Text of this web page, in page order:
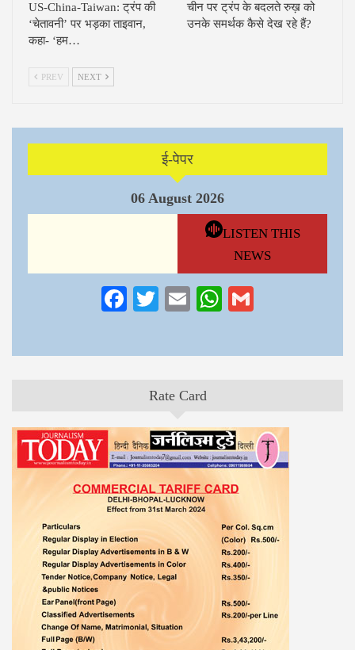
US-China-Taiwan: ट्रंप की
‘चेतावनी’ पर भड़का ताइवान,
कहा- ‘हम…
चीन पर ट्रंप के बदलते रुख़ को
उनके समर्थक कैसे देख रहे हैं?
PREV NEXT
ई-पेपर
06 August 2026
LISTEN THIS
NEWS
Facebook
TwitterEmailWhatsApp
Rate Card